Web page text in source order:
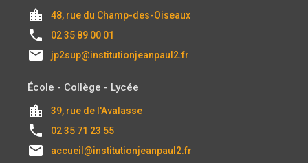
location_city 48, rue du Champ-des-Oiseaux
local_phone 02 35 89 00 01
email jp2sup@institutionjeanpaul2.fr
École - Collège - Lycée
location_city 39, rue de l'Avalasse
local_phone 02 35 71 23 55
email accueil@institutionjeanpaul2.fr